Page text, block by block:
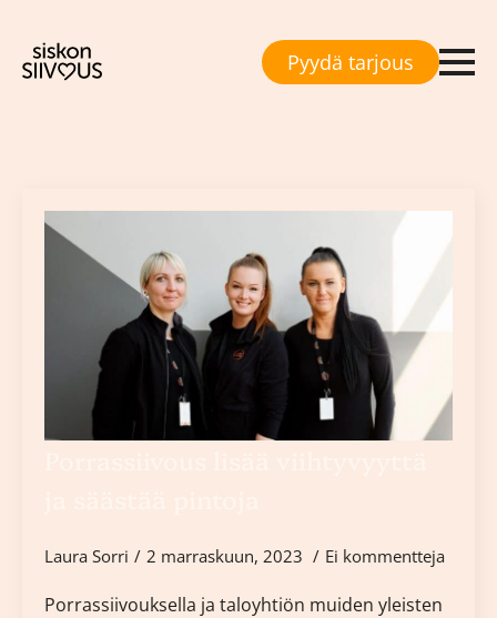
Pyydä tarjous
porrassiivous
Laura Sorri 2 marraskuun, 2023 Ei kommentteja
Porrassiivouksella ja taloyhtiön muiden yleisten